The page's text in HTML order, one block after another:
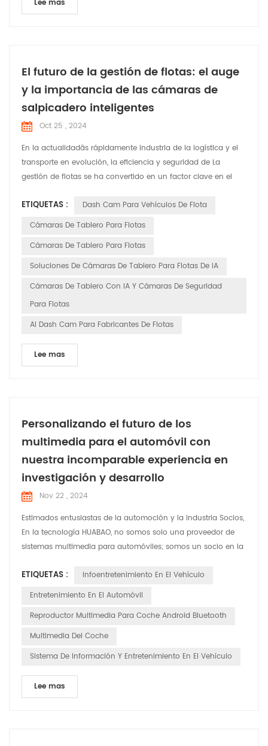
Lee mas
El futuro de la gestión de flotas: el auge
y la importancia de las cámaras de
salpicadero inteligentes
Oct 25 , 2024
En la actualidadâs rápidamente industria de la logística y el
transporte en evolución, la eficiencia y seguridad de La
gestión de flotas se ha convertido en un factor clave en el
los avances tecnológicos, las cámaras de tablero inteligentes
tienen transformado de simples herramientas de grabación
ETIQUETAS :
Dash Cam Para Vehículos De Flota
Cámaras De Tablero Para Flotas
Cámaras De Tablero Para Flotas
Soluciones De Cámaras De Tablero Para Flotas De IA
Cámaras De Tablero Con IA Y Cámaras De Seguridad
Para Flotas
AI Dash Cam Para Fabricantes De Flotas
Lee mas
Personalizando el futuro de los
multimedia para el automóvil con
nuestra incomparable experiencia en
investigación y desarrollo
Nov 22 , 2024
Estimados entusiastas de la automoción y la industria Socios,
En la tecnología HUABAO, no somos solo una proveedor de
sistemas multimedia para automóviles; somos un socio en la
encantados de compartir nuestro compromiso con
innovación y personalización, asegurando que cada vehículo
no s...
ETIQUETAS :
Infoentretenimiento En El Vehículo
Entretenimiento En El Automóvil
Reproductor Multimedia Para Coche Android Bluetooth
Multimedia Del Coche
Sistema De Información Y Entretenimiento En El Vehículo
Lee mas